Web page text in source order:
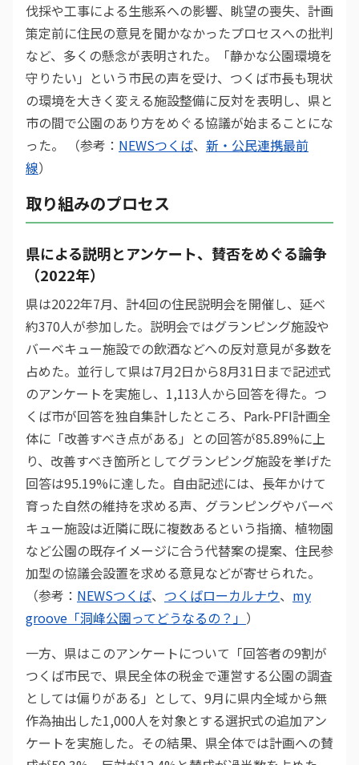
伐採や工事による生態系への影響、眺望の喪失、計画
策定前に住民の意見を聞かなかったプロセスへの批判
など、多くの懸念が表明された。「静かな公園環境を
守りたい」という市民の声を受け、つくば市長も現状
の環境を大きく変える施設整備に反対を表明し、県と
市の間で公園のあり方をめぐる協議が始まることにな
った。 （参考： NEWSつくば、 新・公民連携最前
線）
取り組みのプロセス
県による説明とアンケート、賛否をめぐる論争
（2022年）
県は2022年7月、計4回の住民説明会を開催し、延べ
約370人が参加した。説明会ではグランピング施設や
バーベキュー施設での飲酒などへの反対意見が多数を
占めた。並行して県は7月2日から8月31日まで記述式
のアンケートを実施し、1,113人から回答を得た。つ
くば市が回答を独自集計したところ、Park-PFI計画全
体に「改善すべき点がある」との回答が85.89%に上
り、改善すべき箇所としてグランピング施設を挙げた
回答は95.19%に達した。自由記述には、長年かけて
育った自然の維持を求める声、グランピングやバーベ
キュー施設は近隣に既に複数あるという指摘、植物園
など公園の既存イメージに合う代替案の提案、住民参
加型の協議会設置を求める意見などが寄せられた。
（参考： NEWSつくば、 つくばローカルナウ、 my
groove「洞峰公園ってどうなるの？」 ）
一方、県はこのアンケートについて「回答者の9割が
つくば市民で、県民全体の税金で運営する公園の調査
としては偏りがある」として、9月に県内全域から無
作為抽出した1,000人を対象とする選択式の追加アン
ケートを実施した。その結果、県全体では計画への賛